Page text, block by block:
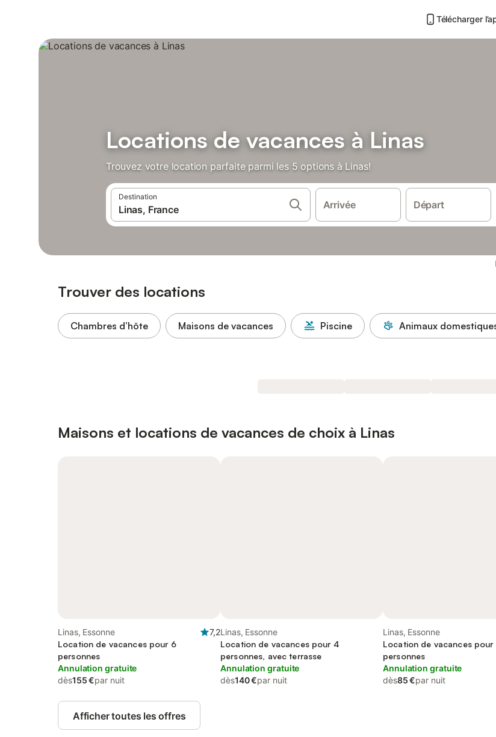
Télécharger
Locations de vacances à Linas
Trouvez votre location parfaite parmi les 5 options à Linas!
Destination
Arrivée Départ
Trouver des locations
Chambres d’hôte Maisons de vacances Piscine Animaux
Maisons et locations de vacances de choix à Linas
Linas, Essonne
7,2
Location de vacances pour 6
personnes
Annulation gratuite
dès155 €par nuit
Linas, Essonne
Location de vacances pour 4
personnes, avec terrasse
Annulation gratuite
dès140 €par nuit
Linas, Essonne
Location de vacances pour
personnes
Annulation gratuite
dès85 €par nuit
Afficher toutes les offres